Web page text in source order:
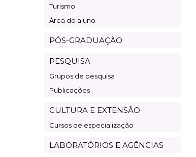
Turismo
Área do aluno
PÓS-GRADUAÇÃO
PESQUISA
Grupos de pesquisa
Publicações
CULTURA E EXTENSÃO
Cursos de especialização
LABORATÓRIOS E AGÊNCIAS